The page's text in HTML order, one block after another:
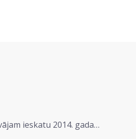
ieskatu 2014. gada…